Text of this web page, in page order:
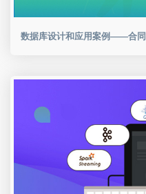
数据库设计和应用案例——合